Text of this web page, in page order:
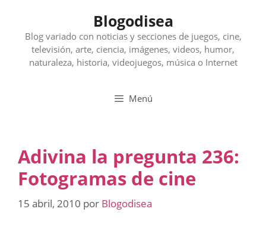
contenido
Blogodisea
Blog variado con noticias y secciones de juegos, cine,
televisión, arte, ciencia, imágenes, videos, humor,
naturaleza, historia, videojuegos, música o Internet
Menú
Adivina la pregunta 236:
Fotogramas de cine
15 abril, 2010 por Blogodisea